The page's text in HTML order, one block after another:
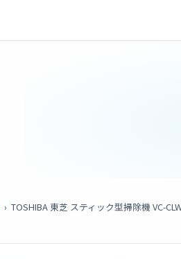
› TOSHIBA 東芝 スティック型掃除機 VC-